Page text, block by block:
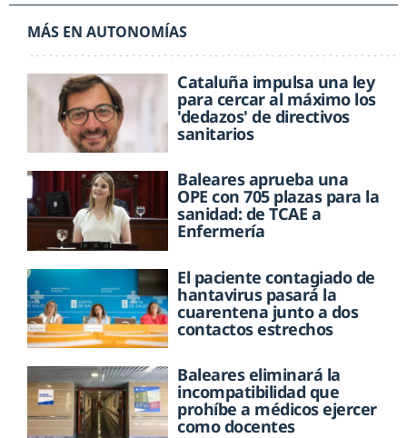
MÁS EN AUTONOMÍAS
Cataluña impulsa una ley
para cercar al máximo los
'dedazos' de directivos
sanitarios
Baleares aprueba una
OPE con 705 plazas para la
sanidad: de TCAE a
Enfermería
El paciente contagiado de
hantavirus pasará la
cuarentena junto a dos
contactos estrechos
Baleares eliminará la
incompatibilidad que
prohíbe a médicos ejercer
como docentes